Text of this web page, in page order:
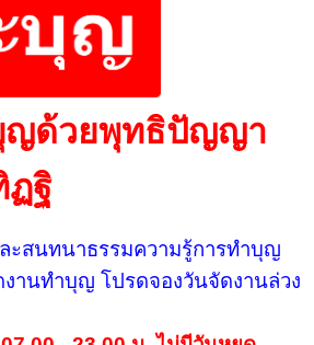
ญด้วยพุทธิปัญญา
ฏฐิ
ะสนทนาธรรมความรู้การทำบุญ
านทำบุญ โปรดจองวันจัดงานล่วง